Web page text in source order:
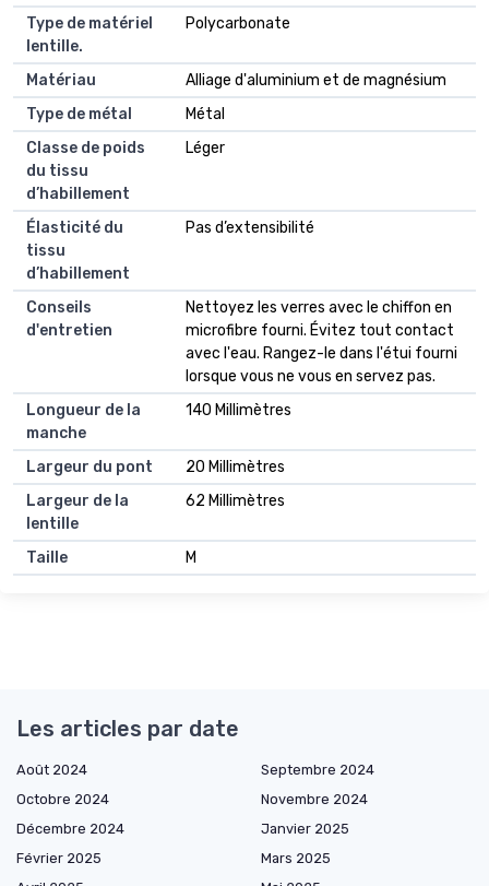
Type de matériel
lentille.
Polycarbonate
Matériau
Alliage d'aluminium et de magnésium
Type de métal
Métal
Classe de poids
du tissu
d’habillement
Léger
Élasticité du
tissu
d’habillement
Pas d’extensibilité
Conseils
d'entretien
Nettoyez les verres avec le chiffon en
microfibre fourni. Évitez tout contact
avec l'eau. Rangez-le dans l'étui fourni
lorsque vous ne vous en servez pas.
Longueur de la
manche
140 Millimètres
Largeur du pont
20 Millimètres
Largeur de la
lentille
62 Millimètres
Taille M
Les articles par date
Août 2024
Septembre 2024
Octobre 2024
Novembre 2024
Décembre 2024
Janvier 2025
Février 2025
Mars 2025